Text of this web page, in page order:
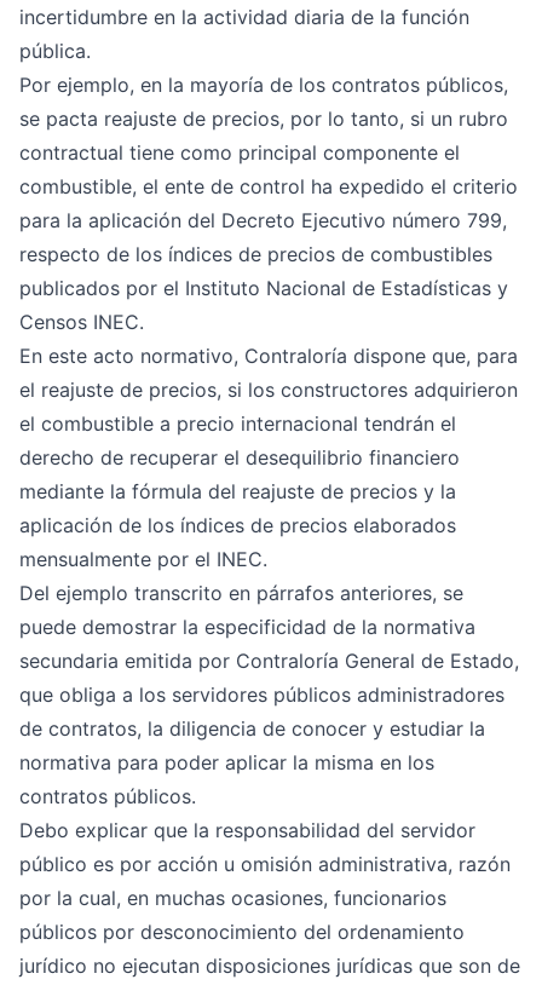
incertidumbre en la actividad diaria de la función
pública.
Por ejemplo, en la mayoría de los contratos públicos,
se pacta reajuste de precios, por lo tanto, si un rubro
contractual tiene como principal componente el
combustible, el ente de control ha expedido el criterio
para la aplicación del Decreto Ejecutivo número 799,
respecto de los índices de precios de combustibles
publicados por el Instituto Nacional de Estadísticas y
Censos INEC.
En este acto normativo, Contraloría dispone que, para
el reajuste de precios, si los constructores adquirieron
el combustible a precio internacional tendrán el
derecho de recuperar el desequilibrio financiero
mediante la fórmula del reajuste de precios y la
aplicación de los índices de precios elaborados
mensualmente por el INEC.
Del ejemplo transcrito en párrafos anteriores, se
puede demostrar la especificidad de la normativa
secundaria emitida por Contraloría General de Estado,
que obliga a los servidores públicos administradores
de contratos, la diligencia de conocer y estudiar la
normativa para poder aplicar la misma en los
contratos públicos.
Debo explicar que la responsabilidad del servidor
público es por acción u omisión administrativa, razón
por la cual, en muchas ocasiones, funcionarios
públicos por desconocimiento del ordenamiento
jurídico no ejecutan disposiciones jurídicas que son de